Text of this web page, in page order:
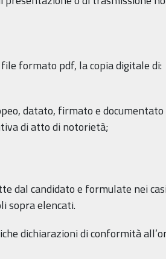
formato pdf, la copia digitale di:
datato, firmato e
di atto di notorietà;
dal candidato e formulate nei
sopra elencati.
dichiarazioni di conformità